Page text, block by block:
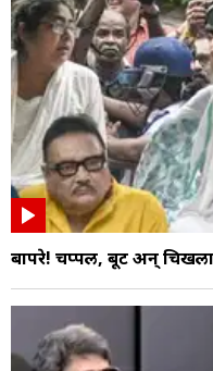
बापरे! चप्पल, बूट अन्